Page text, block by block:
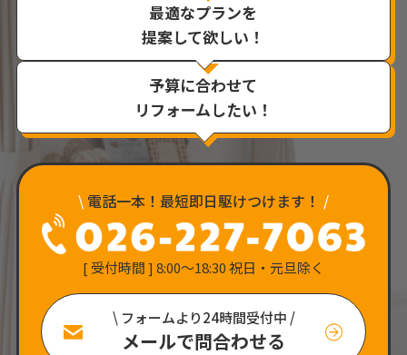
最適なプランを
提案して欲しい！
予算に合わせて
リフォームしたい！
\ 電話一本！最短即日駆けつけます！ /
[ 受付時間 ] 8:00〜18:30 祝日・元旦除く
\ フォームより24時間受付中 /
メールで問合わせる